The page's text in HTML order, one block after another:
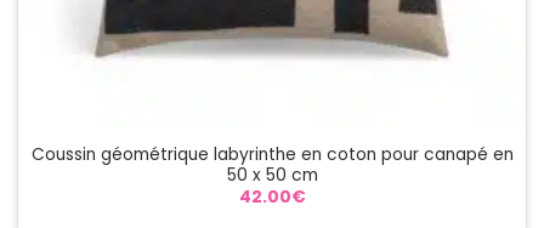
Coussin géométrique labyrinthe en coton pour canapé en
50 x 50 cm
42.00€